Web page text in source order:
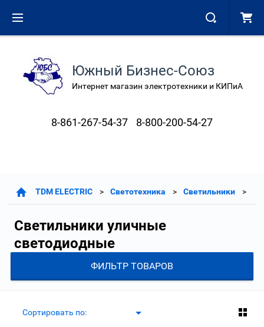
Южный Бизнес-Союз
Интернет магазин электротехники и КИПиА
8-861-267-54-37 8-800-200-54-27
TDM ELECTRIC Светотехника Светильники
Светильники уличные
светодиодные
ФИЛЬТР ТОВАРОВ
Сортировать по: